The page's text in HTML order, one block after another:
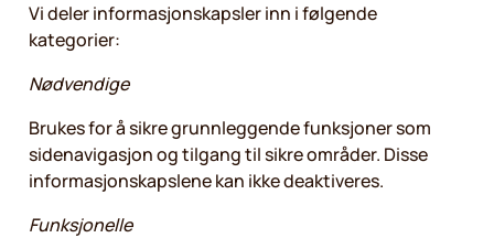
Vi deler informasjonskapsler inn i følgende
kategorier:
Nødvendige
Brukes for å sikre grunnleggende funksjoner som
sidenavigasjon og tilgang til sikre områder. Disse
informasjonskapslene kan ikke deaktiveres.
Funksjonelle